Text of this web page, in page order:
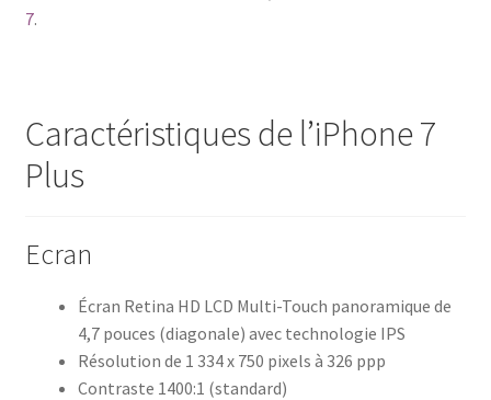
7.
Caractéristiques de l’iPhone 7
Plus
Ecran
Écran Retina HD LCD Multi-Touch panoramique de
4,7 pouces (diagonale) avec technologie IPS
Résolution de 1 334 x 750 pixels à 326 ppp
Contraste 1400:1 (standard)